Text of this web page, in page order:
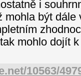
i
mohla být dále
mohlo dojít
10563/